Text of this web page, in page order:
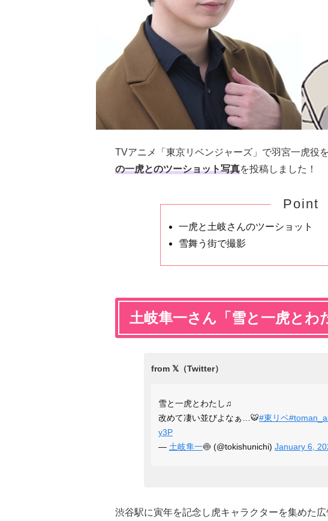
TVアニメ「東京リベンジャーズ」で羽宮一虎役
の一虎とのツーショット写真を投稿しました！
Point
一虎と土岐さんのツーショット
雪舞う街で撮影
土岐隼一さん「雪と一虎とわ
雪と一虎とわたし♫
改めて凄い並びよなぁ…🐯#東リベ
y3P
— 土岐隼一🍥 (@tokishunichi) January 6,
渋谷駅に寅年を記念し虎キャラクターを集めた広